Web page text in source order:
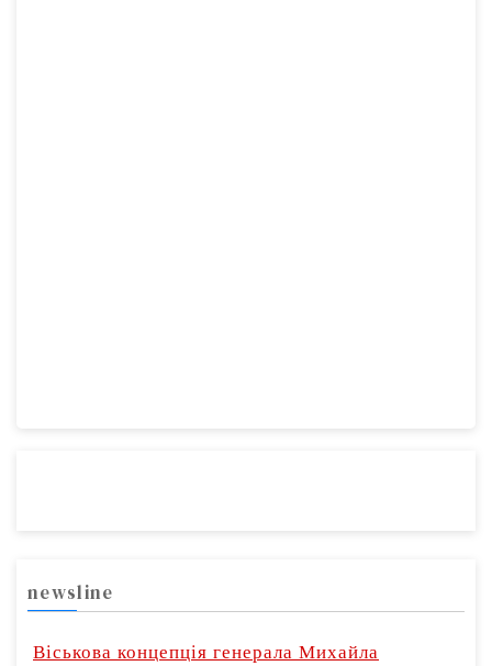
newsline
Віськова концепція генерала Михайла